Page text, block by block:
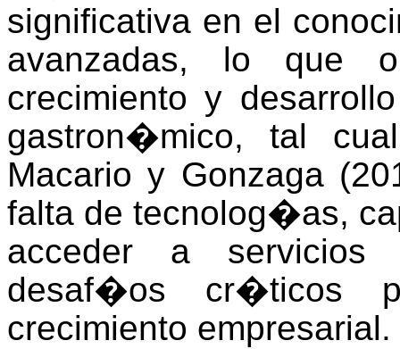
significativa en el
avanzadas, lo que
crecimiento y
gastron�mico, tal
Macario y Gonzaga
falta de tecnolog�as,
acceder a servicios
desaf�os cr�ticos
crecimiento empresarial.